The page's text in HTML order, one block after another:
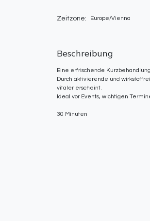
Zeitzone:
Beschreibung
Eine erfrischende
Durch aktivierende und
vitaler erscheint.
Ideal vor Events, wichtigen
30 Minuten